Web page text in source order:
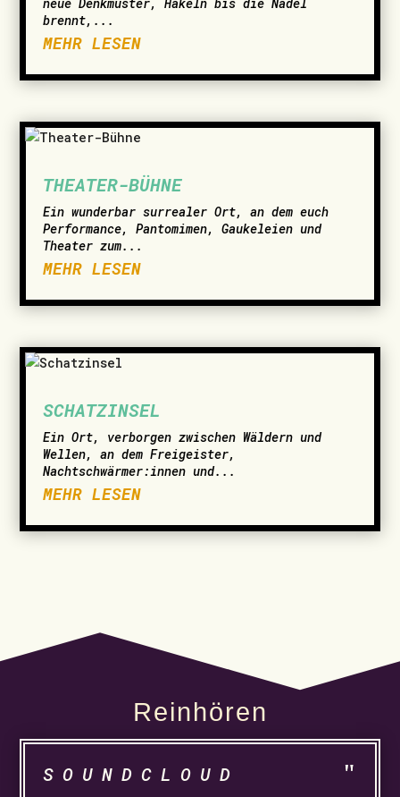
brennt,...
MEHR LESEN
THEATER-BÜHNE
Ein wunderbar surrealer Ort, an dem euch
Performance, Pantomimen, Gaukeleien und
Theater zum...
MEHR LESEN
SCHATZINSEL
Ein Ort, verborgen zwischen Wäldern und
Wellen, an dem Freigeister,
Nachtschwärmer:innen und...
MEHR LESEN
Reinhören
SOUNDCLOUD